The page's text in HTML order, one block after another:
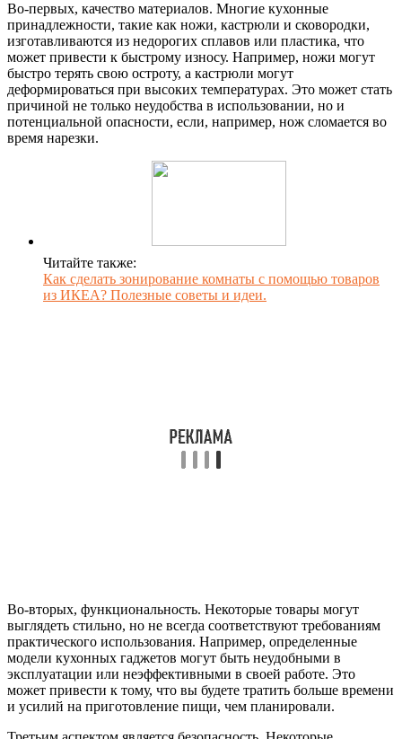
Во-первых, качество материалов. Многие кухонные
принадлежности, такие как ножи, кастрюли и сковородки,
изготавливаются из недорогих сплавов или пластика, что
может привести к быстрому износу. Например, ножи могут
быстро терять свою остроту, а кастрюли могут
деформироваться при высоких температурах. Это может стать
причиной не только неудобства в использовании, но и
потенциальной опасности, если, например, нож сломается во
время нарезки.
Читайте также:
Как сделать зонирование комнаты с помощью товаров
из ИКЕА? Полезные советы и идеи.
Во-вторых, функциональность. Некоторые товары могут
выглядеть стильно, но не всегда соответствуют требованиям
практического использования. Например, определенные
модели кухонных гаджетов могут быть неудобными в
эксплуатации или неэффективными в своей работе. Это
может привести к тому, что вы будете тратить больше времени
и усилий на приготовление пищи, чем планировали.